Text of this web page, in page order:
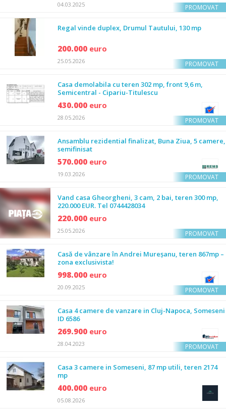
04.03.2025 PROMOVAT
Regal vinde duplex, Drumul Tautului, 130 mp
200.000 euro
25.05.2026 PROMOVAT
Casa demolabila cu teren 302 mp, front 9,6 m,
Semicentral - Cipariu-Titulescu
430.000 euro
28.05.2026 PROMOVAT
Ansamblu rezidential finalizat, Buna Ziua, 5 camere,
semifinisat
570.000 euro
19.03.2026 PROMOVAT
Vand casa Gheorgheni, 3 cam, 2 bai, teren 300 mp,
220.000 EUR. Tel 0744428034
220.000 euro
25.05.2026 PROMOVAT
Casă de vânzare în Andrei Mureșanu, teren 867mp –
zona exclusivista!
998.000 euro
20.09.2025 PROMOVAT
Casa 4 camere de vanzare in Cluj-Napoca, Someseni
ID 6586
269.900 euro
28.04.2023 PROMOVAT
Casa 3 camere in Someseni, 87 mp utili, teren 2174
mp
400.000 euro
05.08.2026